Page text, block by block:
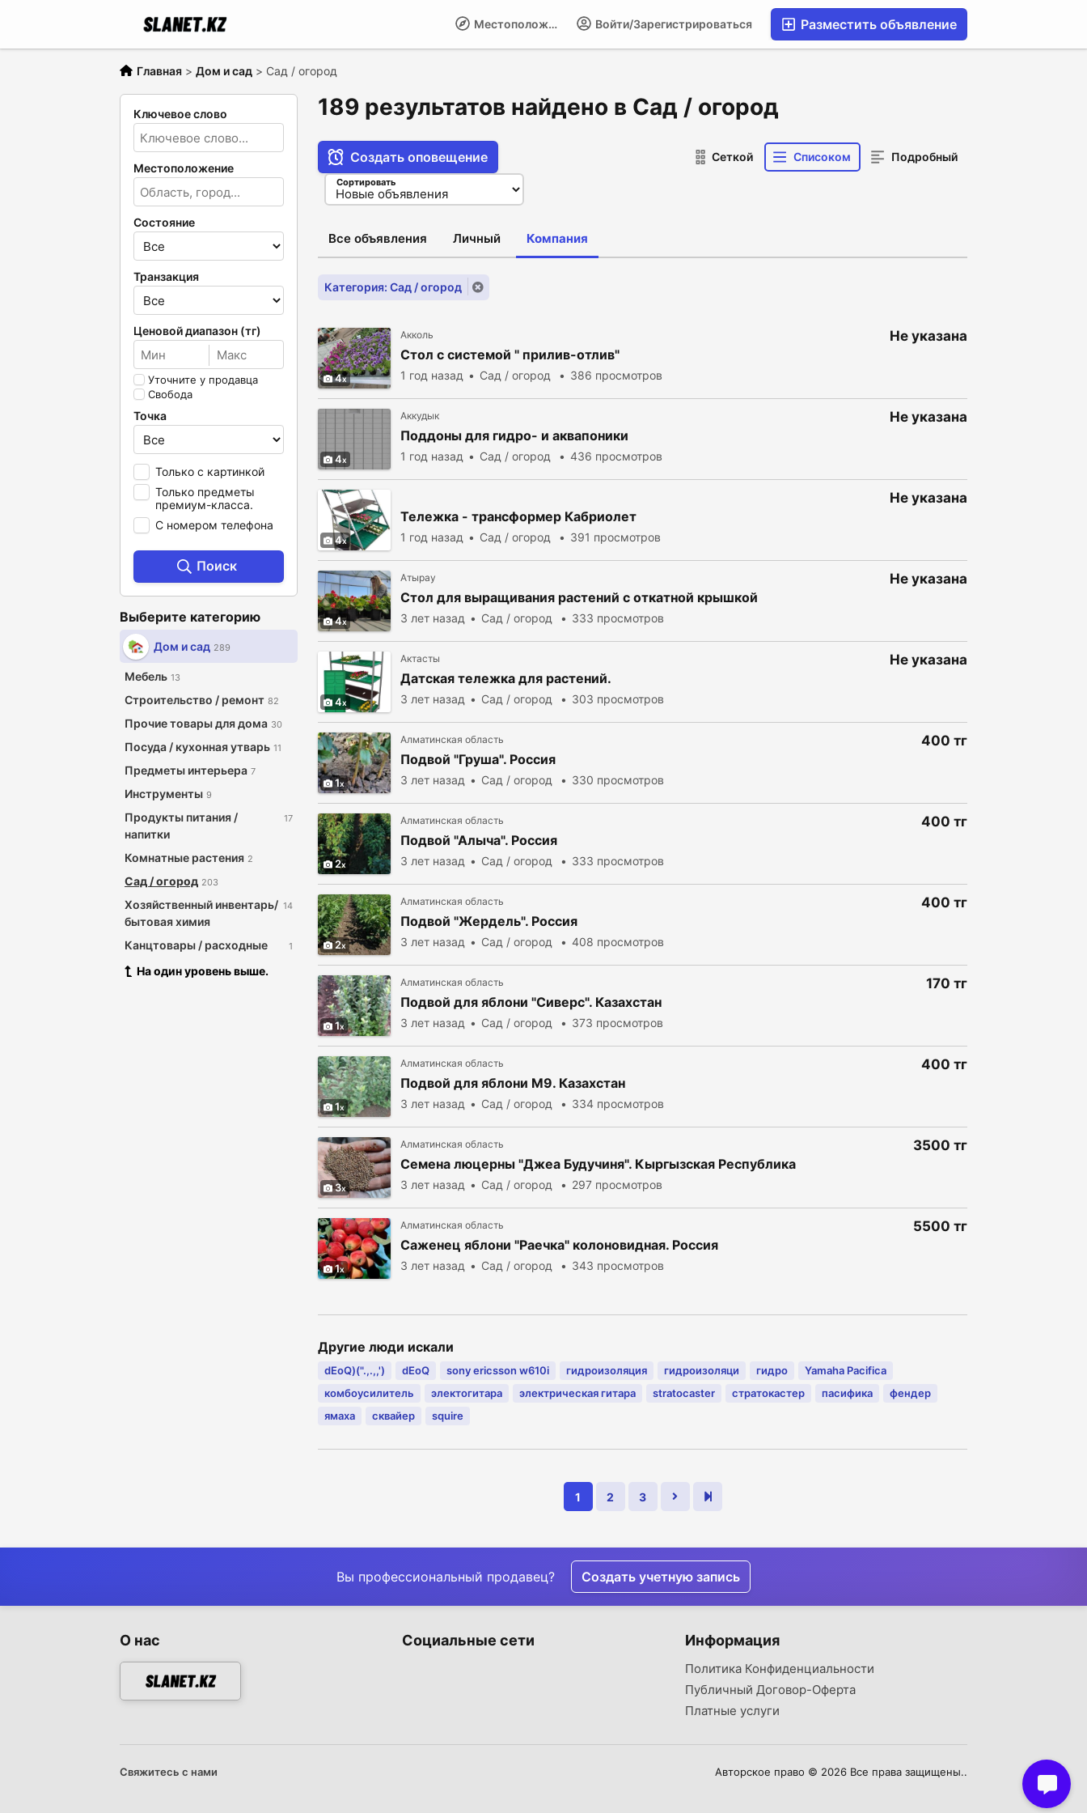
Разместить объявление
Войти/Зарегистрироваться
Местоположение
Главная > Дом и сад > Сад / огород
Ключевое слово
Местоположение
Состояние
Транзакция
Ценовой диапазон (тг)
Уточните у продавца
Свобода
Точка
Только с картинкой
Только предметы
премиум-класса.
С номером телефона
Поиск
Выберите категорию
Дом и сад 289
Мебель 13
Строительство / ремонт 82
Прочие товары для дома 30
Посуда / кухонная утварь 11
Предметы интерьера 7
Инструменты 9
Продукты питания /
напитки
17
Комнатные растения 2
Сад / огород 203
Хозяйственный инвентарь/
бытовая химия
14
Канцтовары / расходные
1
На один уровень выше.
189 результатов найдено в Сад / огород
Создать оповещение Сеткой Списоком Подробный
Сортировать
Все объявления Личный Компания
Категория: Сад / огород
4
Акколь
Стол с системой " прилив-отлив"
1 год назад Сад / огород 386 просмотров
Не указана
4
Аккудык
Поддоны для гидро- и аквапоники
1 год назад Сад / огород 436 просмотров
Не указана
4
Тележка - трансформер Кабриолет
1 год назад Сад / огород 391 просмотров
Не указана
4
Атырау
Стол для выращивания растений с откатной крышкой
3 лет назад Сад / огород 333 просмотров
Не указана
4
Актасты
Датская тележка для растений.
3 лет назад Сад / огород 303 просмотров
Не указана
1
Алматинская область
Подвой "Груша". Россия
3 лет назад Сад / огород 330 просмотров
400 тг
2
Алматинская область
Подвой "Алыча". Россия
3 лет назад Сад / огород 333 просмотров
400 тг
2
Алматинская область
Подвой "Жердель". Россия
3 лет назад Сад / огород 408 просмотров
400 тг
1
Алматинская область
Подвой для яблони "Сиверс". Казахстан
3 лет назад Сад / огород 373 просмотров
170 тг
1
Алматинская область
Подвой для яблони М9. Казахстан
3 лет назад Сад / огород 334 просмотров
400 тг
3
Алматинская область
Семена люцерны "Джеа Будучиня". Кыргызская Республика
3 лет назад Сад / огород 297 просмотров
3500 тг
1
Алматинская область
Саженец яблони "Раечка" колоновидная. Россия
3 лет назад Сад / огород 343 просмотров
5500 тг
Другие люди искали
dEoQ)(".,.,,') dEoQ sony ericsson w610i гидроизоляция гидроизоляци гидро
Yamaha Pacifica
комбоусилитель
электогитара электрическая гитара stratocaster стратокастер пасифика
фендер
ямаха
сквайер squire
1 2 3
Вы профессиональный продавец? Создать учетную запись
О нас Социальные сети Информация
Политика Конфиденциальности
Публичный Договор-Оферта
Платные услуги
Свяжитесь с нами Авторское право © 2026 Все права защищены..